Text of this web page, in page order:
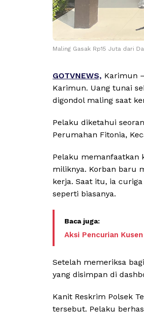
Maling Gasak Rp15 Juta dari
GOTVNEWS, Karimun
Karimun. Uang tunai
digondol maling saat
Pelaku diketahui
Perumahan Fitonia,
Pelaku memanfaatkan
miliknya. Korban baru
kerja. Saat itu, ia
seperti biasanya.
Aksi Pencurian
Setelah memeriksa
yang disimpan di
Kanit Reskrim Polsek
tersebut. Pelaku